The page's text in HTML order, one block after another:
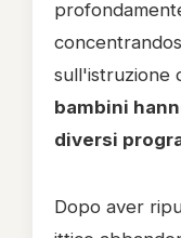
sull'istruzione
bambini
diversi
Dopo aver